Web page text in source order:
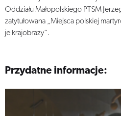
Oddziału Małopolskiego PTSM
zatytułowana „Miejsca polskiej
je krajobrazy”.
Przydatne informacje: